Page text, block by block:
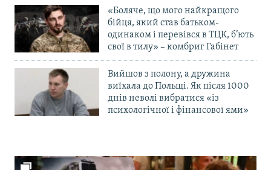
«Боляче, що мого найкращого
бійця, який став батьком-
одинаком і перевівся в ТЦК, б’ють
свої в тилу» – комбриг Габінет
Вийшов з полону, а дружина
виїхала до Польщі. Як після 1000
днів неволі вибратися «із
психологічної і фінансової ями»